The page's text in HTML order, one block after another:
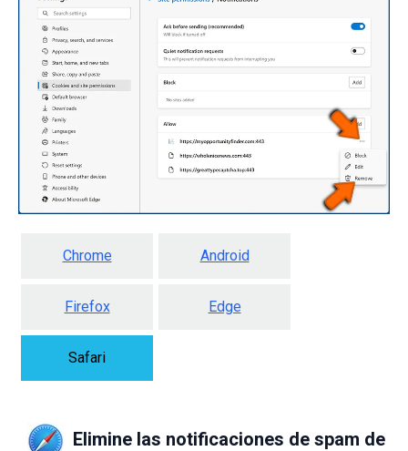
Chrome Android
Firefox Edge
Safari
Elimine las notificaciones de spam de